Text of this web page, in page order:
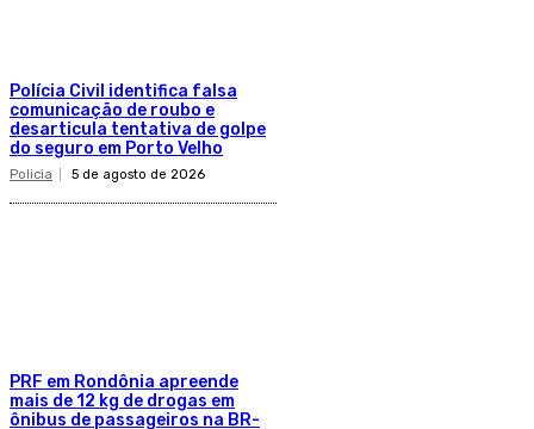
Polícia Civil identifica falsa
comunicação de roubo e
desarticula tentativa de golpe
do seguro em Porto Velho
Policia 5 de agosto de 2026
PRF em Rondônia apreende
mais de 12 kg de drogas em
ônibus de passageiros na BR-